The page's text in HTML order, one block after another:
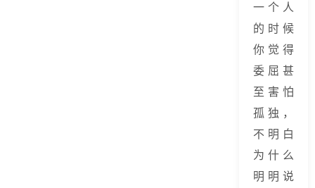
一个人
的时候
你觉得
委屈甚
至害怕
孤独，
不明白
为什么
明明说